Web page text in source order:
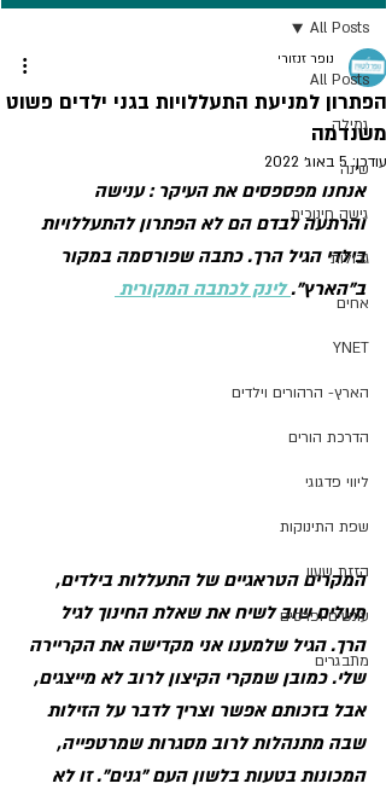
All Posts
גמילה
שינה
גישה חינוכית
גבולות
אחים
YNET
הארץ- הרהורים וילדים
הדרכת הורים
ליווי פדגוגי
שפת התינוקות
הזזת שעון
עונשים ופרסים
מתבגרים
All Posts
הפתרון למניעת התעללויות בגני ילדים פשוט
משנדמה
נופר זנזורי
עודכן:5 באוג׳ 2022
אנחנו מפספסים את העיקר : ענישה
והרתעה לבדם הם לא הפתרון להתעללויות
בילדי הגיל הרך. כתבה שפורסמה במקור
ב"הארץ". לינק לכתבה המקורית
המקרים הטראגיים של התעללות בילדים,
מעלים שוב לשיח את שאלת החינוך לגיל
הרך. הגיל שלמענו אני מקדישה את הקריירה
שלי. כמובן שמקרי הקיצון לרוב לא מייצגים,
אבל בזכותם אפשר וצריך לדבר על הזילות
שבה מתנהלות לרוב מסגרות שמרטפייה,
המכונות בטעות בלשון העם "גנים". זו לא